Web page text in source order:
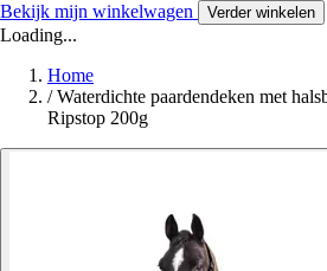
Bekijk mijn winkelwagen Verder winkelen
Loading...
Home
/ Waterdichte paardendeken met
Ripstop 200g